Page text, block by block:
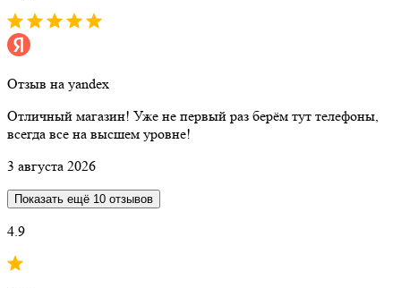
Отзыв на yandex
Отличный магазин! Уже не первый раз берём тут телефоны,
всегда все на высшем уровне!
3 августа 2026
Показать ещё 10 отзывов
4.9